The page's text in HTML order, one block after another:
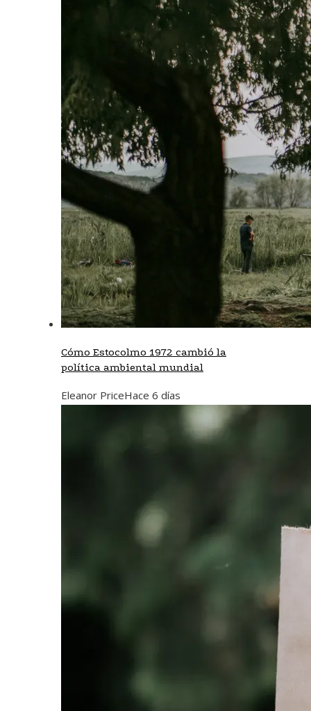
Cómo Estocolmo 1972 cambió la
política ambiental mundial
Eleanor PriceHace 6 días